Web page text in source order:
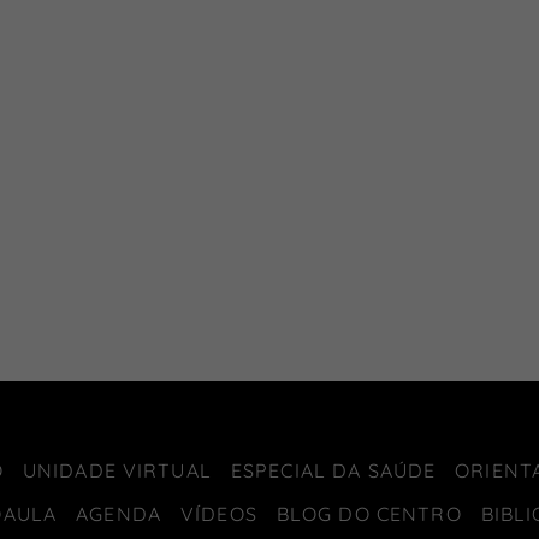
UNIDADE VIRTUAL ESPECIAL DA SAÚDE
AGENDA VÍDEOS BLOG DO CENTRO